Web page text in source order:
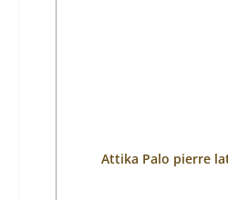
Attika Palo pierre